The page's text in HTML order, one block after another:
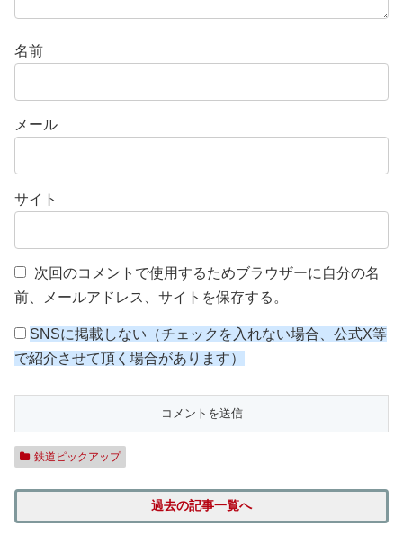
名前
メール
サイト
次回のコメントで使用するためブラウザーに自分の名
前、メールアドレス、サイトを保存する。
SNSに掲載しない（チェックを入れない場合、公式X等
で紹介させて頂く場合があります）
鉄道ピックアップ
過去の記事一覧へ